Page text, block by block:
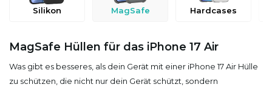
Silikon MagSafe Hardcases
MagSafe Hüllen für das iPhone 17 Air
Was gibt es besseres, als dein Gerät mit einer iPhone 17 Air Hülle
zu schützen, die nicht nur dein Gerät schützt, sondern